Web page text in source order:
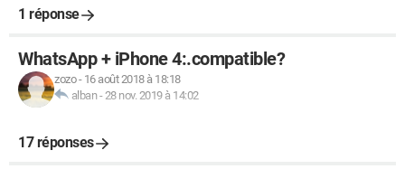
1 réponse
WhatsApp + iPhone 4:.compatible?
zozo- 16 août 2018 à 18:18
alban-28 nov. 2019 à 14:02
17 réponses